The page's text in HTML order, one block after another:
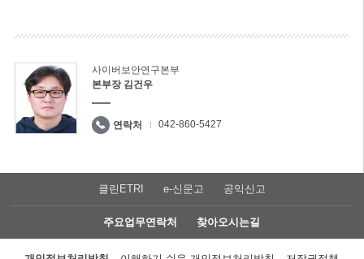
사이버보안연구본부
본부장 김건우
연락처 042-860-5427
클린ETRI e-신문고 공익신고
주요업무연락처 찾아오시는길